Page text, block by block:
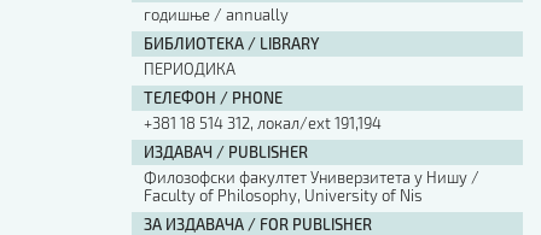
АУТОР / AUTHOR
годишње / annually
БИБЛИОТЕКА / LIBRARY
ПЕРИОДИКА
ТЕЛЕФОН / PHONE
+381 18 514 312, локал/ext 191,194
ИЗДАВАЧ / PUBLISHER
Филозофски факултет Универзитета у Нишу /
Faculty of Philosophy, University of Nis
ЗА ИЗДАВАЧА / FOR PUBLISHER